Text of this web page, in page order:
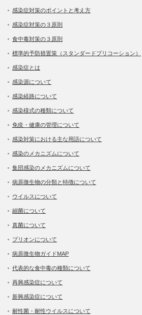
感染症対策のポイントと考え方
感染症対策の３原則
食中毒対策の３原則
標準的予防措置策（スタンダードプリコーション）
感染症とは
感染源について
感染経路について
感染様式の種類について
免疫・健康の管理について
感染対策における主な用語について
感染のメカニズムについて
集団感染のメカニズムについて
病原微生物の分類と特徴について
ウイルスについて
細菌について
真菌について
プリオンについて
病原微生物ガイドMAP
代表的な食中毒の種類について
再興感染症について
新興感染症について
耐性菌・耐性ウイルスについて